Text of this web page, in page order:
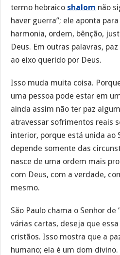
termo hebraico shalom não
haver guerra”; ele aponta
harmonia, ordem, bênção,
Deus. Em outras palavras,
ao eixo querido por Deus.
Isso muda muita coisa.
uma pessoa pode estar em
ainda assim não ter paz
atravessar sofrimentos reais
interior, porque está unida ao
depende somente das
nasce de uma ordem mais
com Deus, com a verdade,
mesmo.
São Paulo chama o Senhor de
várias cartas, deseja que
cristãos. Isso mostra que a
humano; ela é um dom